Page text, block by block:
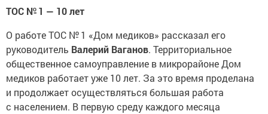
ТОС № 1 — 10 лет
О работе ТОС № 1 «Дом медиков» рассказал его
руководитель Валерий Ваганов. Территориальное
общественное самоуправление в микрорайоне Дом
медиков работает уже 10 лет. За это время проделана
и продолжает осуществляться большая работа
с населением. В первую среду каждого месяца